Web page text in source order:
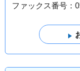
ファックス番号：